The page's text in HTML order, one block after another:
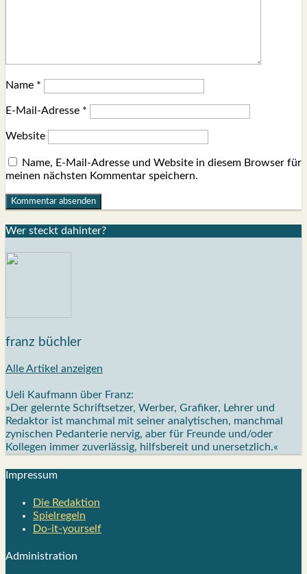
Name *
E-Mail-Adresse *
Website
Name, E-Mail-Adresse und Website in diesem Browser für
meinen nächsten Kommentar speichern.
Wer steckt dahin­ter?
franz büchler
Alle Artikel anzeigen
Ueli Kaufmann über Franz:
»Der gelernte Schriftsetzer, Werber, Grafiker, Lehrer und
Redaktor ist manchmal mit seiner analytischen, manchmal
zynischen Pedanterie nervig, aber für Freunde und/oder
Kollegen immer zuverlässig, hilfsbereit und unersetzlich.«
Impres­sum
Die Redak­ti­on
Spiel­re­geln
Do-it-your­s­elf
Admi­nis­tra­ti­on